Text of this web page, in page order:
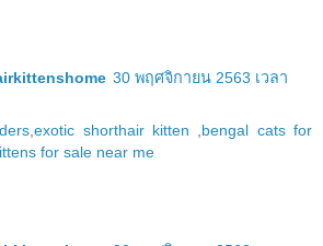
30 พฤศจิกายน 2563 เวลา
,exotic shorthair kitten ,bengal cats for
for sale near me